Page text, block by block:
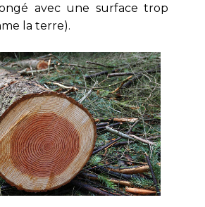
avec une surface trop
la terre).